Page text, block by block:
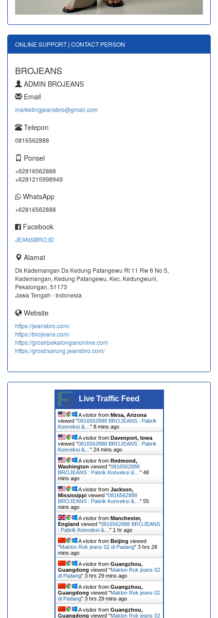
ONLINE SUPPORT | CONTACT PERSON
BROJEANS
ADMIN BROJEANS
Email
marketingjeansbro@gmail.com
Telepon
0816562888
Ponsel
+62816562888
+6281215998949
WhatsApp
+62816562888
Facebook
JEANSBRO.ID
Alamat
Dk Kademangan Ds Kedung Patangewu Rt 11 Rw 6 No 5,
Kademangan, Kedung Patangewu, Kec. Kedungwuni,
Pekalongan, 51173
Jawa Tengah - Indonesia
Website
https://jeansbro.com/
https://brojeans.com/
https://grosirpekalonganonline.com
https://grosirsarung.jeansbro.com/
Live Traffic Feed
A visitor from Mesa, Arizona
viewed "0816562888 BROJEANS : Pabrik
Konveksi &… " 8 mins ago
A visitor from Davenport, Iowa
viewed "0816562888 BROJEANS : Pabrik
Konveksi &… " 24 mins ago
A visitor from Redmond,
Washington viewed "0816562888
BROJEANS : Pabrik Konveksi &… " 48
mins ago
A visitor from Jackson,
Mississippiviewed "0816562888
BROJEANS : Pabrik Konveksi &… " 55
mins ago
A visitor from Manchester,
England viewed "0816562888 BROJEANS
: Pabrik Konveksi &… " 1 hr ago
A visitor from Beijing viewed
"Maklon Rok jeans 02 di Padang" 3 hrs 28
mins ago
A visitor from Guangzhou,
Guangdong viewed "Maklon Rok jeans 02
di Padang" 3 hrs 29 mins ago
A visitor from Guangzhou,
Guangdong viewed "Maklon Rok jeans 02
di Padang" 3 hrs 29 mins ago
A visitor from Guangzhou,
Guangdong viewed "Maklon Rok jeans 02